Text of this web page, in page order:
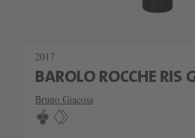
2017
BAROLO ROCCHE RIS
Bruno Giacosa